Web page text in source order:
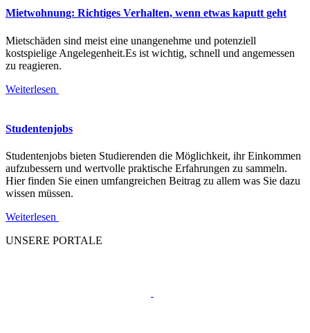
Mietwohnung: Richtiges Verhalten, wenn etwas kaputt geht
Mietschäden sind meist eine unangenehme und potenziell
kostspielige Angelegenheit.Es ist wichtig, schnell und angemessen
zu reagieren.
Weiterlesen
Studentenjobs
Studentenjobs bieten Studierenden die Möglichkeit, ihr Einkommen
aufzubessern und wertvolle praktische Erfahrungen zu sammeln.
Hier finden Sie einen umfangreichen Beitrag zu allem was Sie dazu
wissen müssen.
Weiterlesen
UNSERE PORTALE